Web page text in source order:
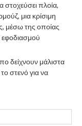
στοχεύσει πλοία,
μια κρίσιμη
μέσω της οποίας
εφοδιασμού
δείχνουν μάλιστα
στενό για να